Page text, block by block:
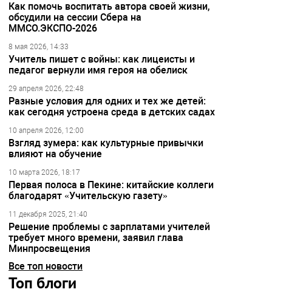
Как помочь воспитать автора своей жизни,
обсудили на сессии Сбера на
ММСО.ЭКСПО-2026
8 мая 2026, 14:33
Учитель пишет с войны: как лицеисты и
педагог вернули имя героя на обелиск
29 апреля 2026, 22:48
Разные условия для одних и тех же детей:
как сегодня устроена среда в детских садах
10 апреля 2026, 12:00
Взгляд зумера: как культурные привычки
влияют на обучение
10 марта 2026, 18:17
Первая полоса в Пекине: китайские коллеги
благодарят «Учительскую газету»
11 декабря 2025, 21:40
Решение проблемы с зарплатами учителей
требует много времени, заявил глава
Минпросвещения
Все топ новости
Топ блоги